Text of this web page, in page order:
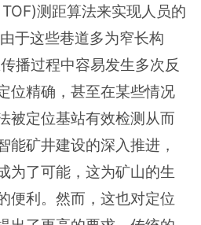
测距算法来实现人员的
于这些巷道多为窄长构
播过程中容易发生多次反
位精确，甚至在某些情况
被定位基站有效检测从而
能矿井建设的深入推进，
为了可能，这为矿山的生
便利。然而，这也对定位